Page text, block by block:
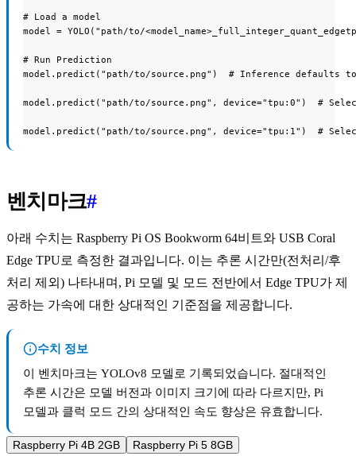
# Load a model
model = YOLO("path/to/
# Run Prediction
model.predict("path/to/source.png")  # Inference defaults
model.predict("path/to/source.png", device="tpu:0")  #
model.predict("path/to/source.png", device="tpu:1")  #
벤치마크#
아래 수치는 Raspberry Pi OS Bookworm 64비트와 USB Coral
Edge TPU로 측정한 결과입니다. 이는 추론 시간만(전처리/후
처리 제외) 나타내며, Pi 모델 및 모드 전반에서 Edge TPU가 제
공하는 가속에 대한 상대적인 기준점을 제공합니다.
수치 정보
이 벤치마크는 YOLOv8 모델로 기록되었습니다. 절대적인
추론 시간은 모델 버전과 이미지 크기에 따라 다르지만, Pi
모델과 클럭 모드 간의 상대적인 속도 향상은 유효합니다.
Raspberry Pi 4B 2GB Raspberry Pi 5 8GB